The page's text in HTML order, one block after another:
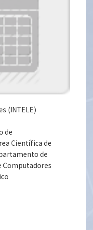
(INTELE)
de
Científica de
de
Computadores